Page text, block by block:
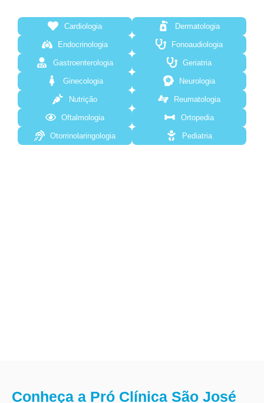
Cardiologia Dermatologia
Endocrinologia Fonoaudiologia
Gastroenterologia Geriatria
Ginecologia Neurologia
Nutrição Reumatologia
Oftalmologia Ortopedia
Otorrinolaringologia Pediatria
Conheça a Pró Clínica São José